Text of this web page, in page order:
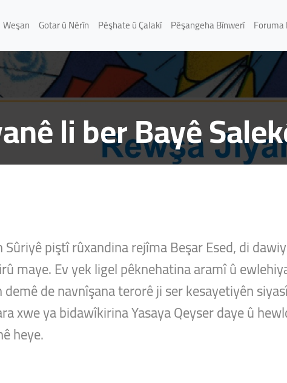
Weşan Gotar û Nêrîn Pêşhate û Çalakî Pêşangeha Bînwerî Foruma
li ber Bayê
piştî rûxandina rejîma Beşar Esed, di
maye. Ev yek ligel pêknehatina aramî û
de navnîşana terorê ji ser kesayetiyên
xwe ya bidawîkirina Yasaya Qeyser daye û
heye.